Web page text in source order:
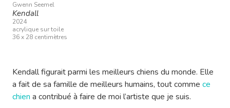
Gwenn Seemel
Kendall
2024
acrylique sur toile
36 x 28 centimètres
Kendall figurait parmi les meilleurs chiens du monde. Elle
a fait de sa famille de meilleurs humains, tout comme ce
chien a contribué à faire de moi l’artiste que je suis.